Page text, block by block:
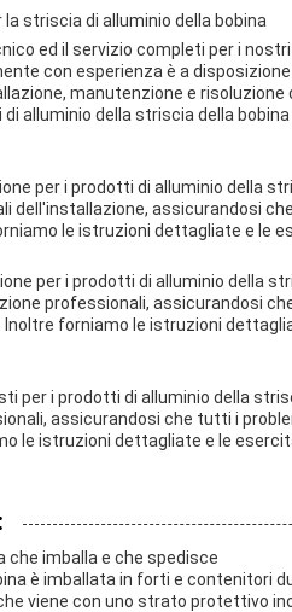
striscia di alluminio della bobina
ed il servizio completi per i
con esperienza è a
manutenzione e risoluzione
alluminio della striscia della
per i prodotti di alluminio della
dell'installazione, assicurandosi
le istruzioni dettagliate e le
per i prodotti di alluminio della
professionali, assicurandosi
forniamo le istruzioni
per i prodotti di alluminio della
assicurandosi che tutti i
le istruzioni dettagliate e le
che imballa e che spedisce
è imballata in forti e contenitori
viene con uno strato protettivo